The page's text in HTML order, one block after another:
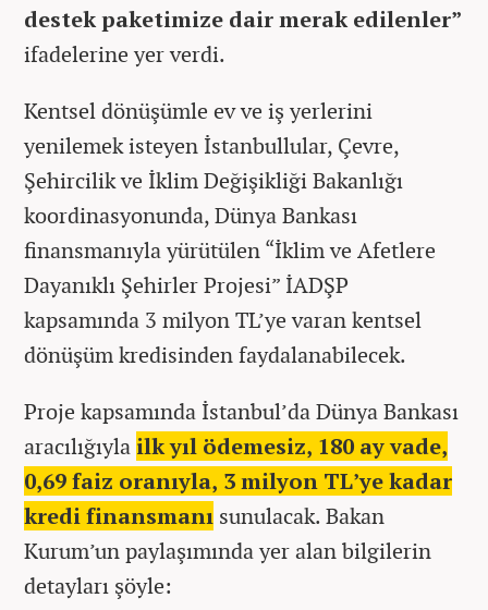
destek paketimize dair merak edilenler”
ifadelerine yer verdi.
Kentsel dönüşümle ev ve iş yerlerini
yenilemek isteyen İstanbullular, Çevre,
Şehircilik ve İklim Değişikliği Bakanlığı
koordinasyonunda, Dünya Bankası
finansmanıyla yürütülen “İklim ve Afetlere
Dayanıklı Şehirler Projesi” İADŞP
kapsamında 3 milyon TL’ye varan kentsel
dönüşüm kredisinden faydalanabilecek.
Proje kapsamında İstanbul’da Dünya Bankası
aracılığıyla ilk yıl ödemesiz, 180 ay vade,
0,69 faiz oranıyla, 3 milyon TL’ye kadar
kredi finansmanı sunulacak. Bakan
Kurum’un paylaşımında yer alan bilgilerin
detayları şöyle: